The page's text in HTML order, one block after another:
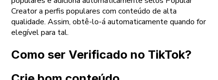
Creator a perfis populares com conteúdo de alta
qualidade. Assim, obtê-lo-á automaticamente quando for
elegível para tal.
Como ser Verificado no TikTok?